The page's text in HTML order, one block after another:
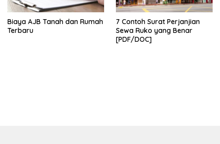
Biaya AJB Tanah dan Rumah
Terbaru
7 Contoh Surat Perjanjian
Sewa Ruko yang Benar
[PDF/DOC]